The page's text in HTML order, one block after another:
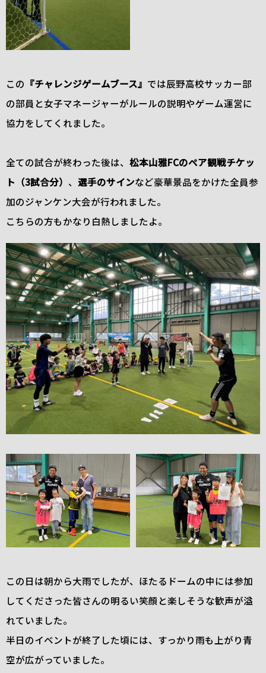
この 『チャレンジゲームブース』 では辰野高校サッカー部
の部員と女子マネージャーがルールの説明やゲーム運営に
協力をしてくれました。
全ての試合が終わった後は、 松本山雅FCのペア観戦チケッ
ト（3試合分） 、 選手のサインなど豪華景品をかけた全員参
加のジャンケン大会が行われました。
こちらの方もかなり白熱しましたよ。
この日は朝から大雨でしたが、ほたるドームの中には参加
してくださった皆さんの明るい笑顔と楽しそうな歓声が溢
れていました。
半日のイベントが終了した頃には、すっかり雨も上がり青
空が広がっていました。